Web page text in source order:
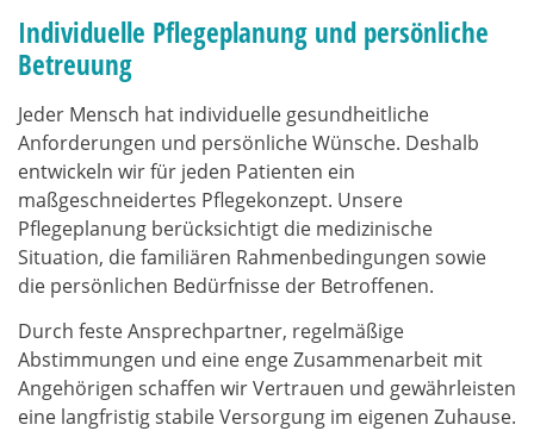
Individuelle Pflegeplanung und persönliche
Betreuung
Jeder Mensch hat individuelle gesundheitliche
Anforderungen und persönliche Wünsche. Deshalb
entwickeln wir für jeden Patienten ein
maßgeschneidertes Pflegekonzept. Unsere
Pflegeplanung berücksichtigt die medizinische
Situation, die familiären Rahmenbedingungen sowie
die persönlichen Bedürfnisse der Betroffenen.
Durch feste Ansprechpartner, regelmäßige
Abstimmungen und eine enge Zusammenarbeit mit
Angehörigen schaffen wir Vertrauen und gewährleisten
eine langfristig stabile Versorgung im eigenen Zuhause.